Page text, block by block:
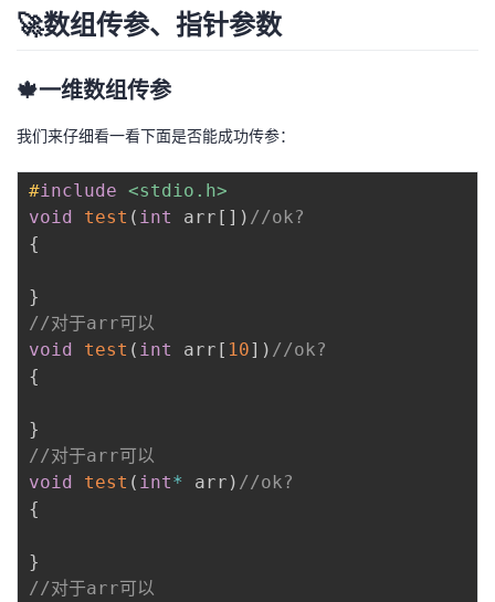
🚀数组传参、指针参数
🍁一维数组传参
我们来仔细看一看下面是否能成功传参：
#include <stdio.h>
void
test ( int arr [ ] ) //ok?
{
}
//对于arr可以
void
test ( int arr [ 10] ) //ok?
{
}
//对于arr可以
void
test ( int* arr ) //ok?
{
}
//对于arr可以